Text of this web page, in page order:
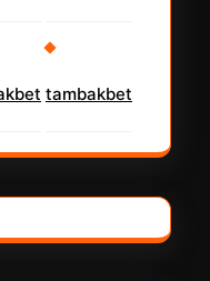
tambakbet